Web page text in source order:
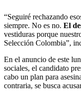
“Seguiré rechazando
siempre. No es no. El
vestiduras porque
Selección Colombia”,
En el anuncio de este
sociales, el candidato
cabo un plan para
contraria, se busca